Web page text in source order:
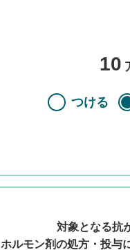
10
つける
対象となる抗
ホルモン剤の処方・投与